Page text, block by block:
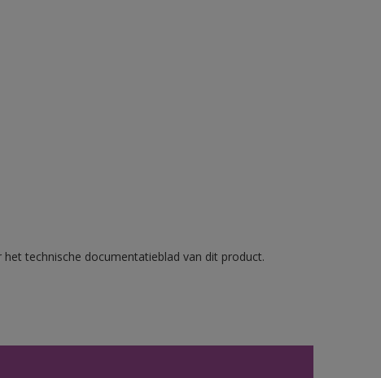
technische documentatieblad van dit product.